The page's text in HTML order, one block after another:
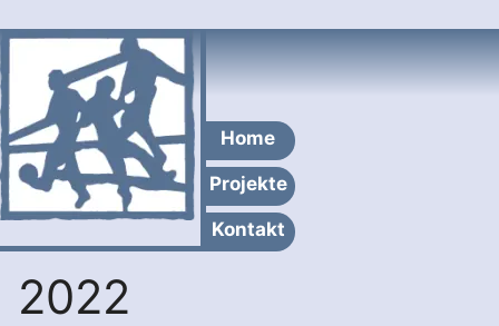
Inhalt
springen
Kontakt
Projekte
Home
2022